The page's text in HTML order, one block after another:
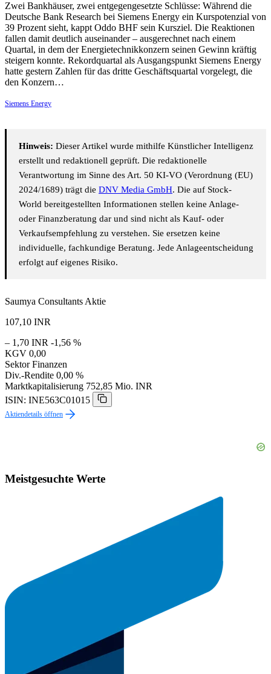
Zwei Bankhäuser, zwei entgegengesetzte Schlüsse: Während die
Deutsche Bank Research bei Siemens Energy ein Kurspotenzial von
39 Prozent sieht, kappt Oddo BHF sein Kursziel. Die Reaktionen
fallen damit deutlich auseinander – ausgerechnet nach einem
Quartal, in dem der Energietechnikkonzern seinen Gewinn kräftig
steigern konnte. Rekordquartal als Ausgangspunkt Siemens Energy
hatte gestern Zahlen für das dritte Geschäftsquartal vorgelegt, die
den Konzern…
Siemens Energy
Hinweis: Dieser Artikel wurde mithilfe Künstlicher Intelligenz
erstellt und redaktionell geprüft. Die redaktionelle
Verantwortung im Sinne des Art. 50 KI-VO (Verordnung (EU)
2024/1689) trägt die DNV Media GmbH. Die auf Stock-
World bereitgestellten Informationen stellen keine Anlage-
oder Finanzberatung dar und sind nicht als Kauf- oder
Verkaufsempfehlung zu verstehen. Sie ersetzen keine
individuelle, fachkundige Beratung. Jede Anlageentscheidung
erfolgt auf eigenes Risiko.
Saumya Consultants Aktie
107,10 INR
– 1,70 INR -1,56 %
KGV 0,00
Sektor Finanzen
Div.-Rendite 0,00 %
Marktkapitalisierung 752,85 Mio. INR
ISIN: INE563C01015
Aktiendetails öffnen
Meistgesuchte Werte